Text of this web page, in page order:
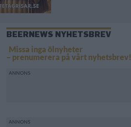
BEERNEWS NYHETSBREV
Missa inga ölnyheter
– prenumerera på vårt nyhetsbrev!